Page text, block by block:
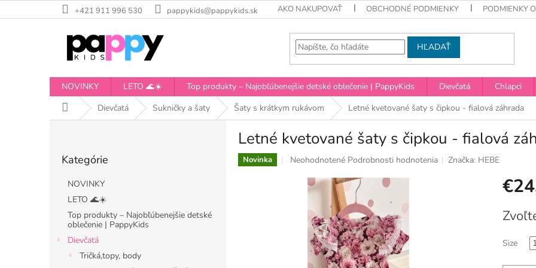
na
+421 911 996 530 pappykids@pappykids.sk AKO NAKUPOVAŤ OBCHODNÉ PODMIENKY PODMIENKY
HĽADAŤ
NOVINKY LETO 🌊☀️ Top produkty – Najobľúbenejšie detské oblečenie | PappyKids Dievčatá Chlapci
DomovDievčatá Sukničky a šaty Šaty s krátkym rukávom Letné kvetované šaty s čipkou - fialová záhrada
kategórie
Kategórie
NOVINKY
LETO 🌊☀️
Top produkty – Najobľúbenejšie detské
oblečenie | PappyKids
Dievčatá
Tričká,topy, body
Letné kvetované šaty s čipkou - fialová
Novinka
Priemerné
produktu
hviezdičiek.
Neohodnotené Podrobnosti hodnotenia Značka: HEBE
cena:
Size